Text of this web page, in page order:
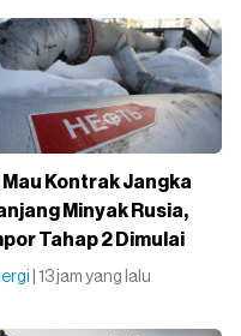
Mau Kontrak Jangka
Minyak Rusia,
Tahap 2 Dimulai
| 13 jam yang lalu